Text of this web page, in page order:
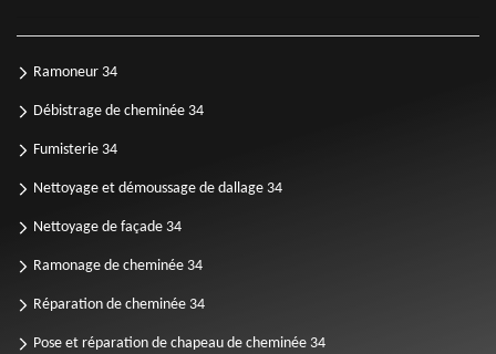
Ramoneur 34
Débistrage de cheminée 34
Fumisterie 34
Nettoyage et démoussage de dallage 34
Nettoyage de façade 34
Ramonage de cheminée 34
Réparation de cheminée 34
Pose et réparation de chapeau de cheminée 34